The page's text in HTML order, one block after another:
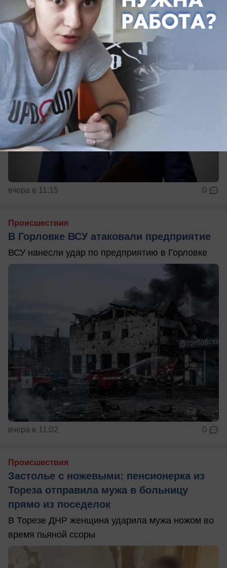
Залужного
вчера в 11:15 0
Происшествия
В Горловке ВСУ атаковали предприятие
ВСУ нанесли удар по предприятию в Горловке
вчера в 11:02 0
Происшествия
Застолье с ножевыми: пенсионерка из
Тореза отправила мужа в больницу
прямо из поседелок
В Торезе ДНР женщина ударила мужа ножом во
время пьяной ссоры